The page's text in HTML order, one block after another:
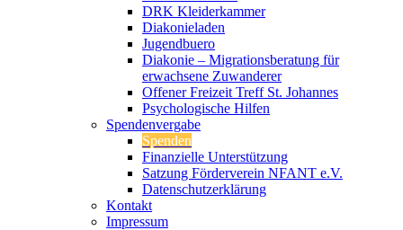
DRK Kleiderkammer
Diakonieladen
Jugendbuero
Diakonie – Migrationsberatung für
erwachsene Zuwanderer
Offener Freizeit Treff St. Johannes
Psychologische Hilfen
Spendenvergabe
Spenden
Finanzielle Unterstützung
Satzung Förderverein NFANT e.V.
Datenschutzerklärung
Kontakt
Impressum